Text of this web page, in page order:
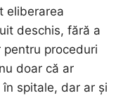
eliberarea
deschis, fără a
proceduri
doar că ar
spitale, dar ar și